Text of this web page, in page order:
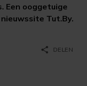
Een ooggetuige
Tut.By.
share DELEN